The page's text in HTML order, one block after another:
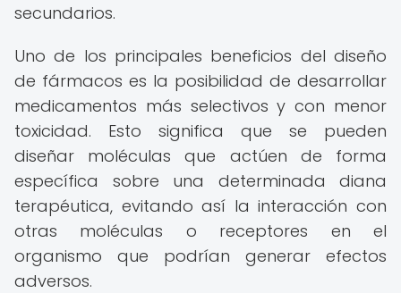
secundarios.
Uno de los principales beneficios del diseño
de fármacos es la posibilidad de desarrollar
medicamentos más selectivos y con menor
toxicidad. Esto significa que se pueden
diseñar moléculas que actúen de forma
específica sobre una determinada diana
terapéutica, evitando así la interacción con
otras moléculas o receptores en el
organismo que podrían generar efectos
adversos.